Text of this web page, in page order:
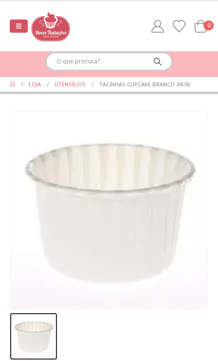
0
LOJA UTENSÍLIOS TACINHAS CUPCAKE BRANCO 24UN